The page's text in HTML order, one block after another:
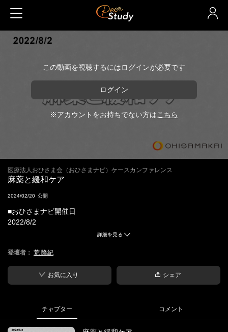
この動画を視聴するにはログインが必要です
ログイン
※アカウントをお持ちでない方はこちら
医療法人おひさま会（おひさまナビ）ケースカンファレンス
麻薬と緩和ケア
2024/02/20
■おひさまナビ開催日
2022/8/2
・荒 隆紀
医療法人おひさま会CHRO リフレクデザイン合同会社代表社員
詳細を見る
登壇者： 荒 隆紀
お気に入り シェア
チャプター コメント